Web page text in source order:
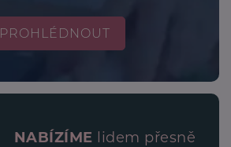
PROHLÉDNOUT
NABÍZÍME lidem přesně